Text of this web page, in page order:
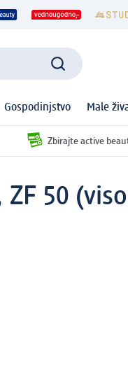
Gospodinjstvo Male
Zbirajte active
50